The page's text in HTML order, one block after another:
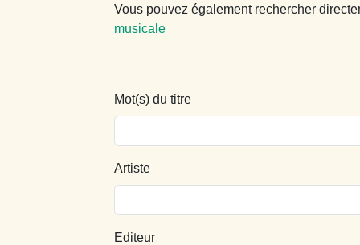
Vous pouvez également rechercher
musicale
Mot(s) du titre
Artiste
Editeur